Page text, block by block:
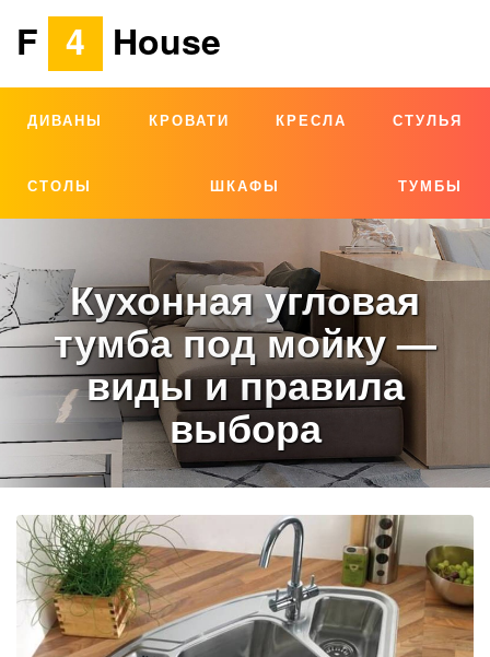
F 4 House
ДИВАНЫ КРОВАТИ КРЕСЛА СТУЛЬЯ
СТОЛЫ ШКАФЫ ТУМБЫ
Кухонная угловая
тумба под мойку —
виды и правила
выбора